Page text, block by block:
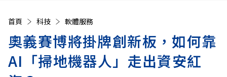
首頁 科技 軟體服務
奧義賽博將掛牌創新板，如何靠
AI「掃地機器人」走出資安紅